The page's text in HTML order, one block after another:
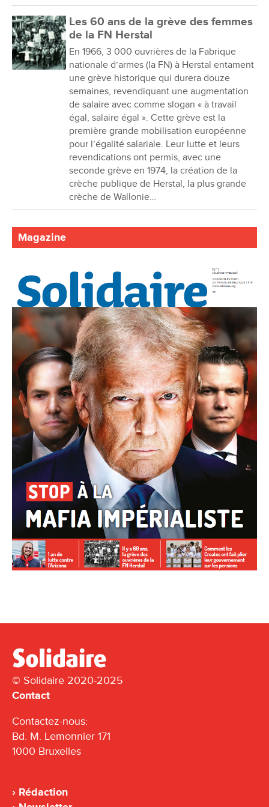
Les 60 ans de la grève des femmes
de la FN Herstal
En 1966, 3 000 ouvrières de la Fabrique
nationale d’armes (la FN) à Herstal entament
une grève historique qui durera douze
semaines, revendiquant une augmentation
de salaire avec comme slogan « à travail
égal, salaire égal ». Cette grève est la
première grande mobilisation européenne
pour l’égalité salariale. Leur lutte et leurs
revendications ont permis, avec une
seconde grève en 1974, la création de la
crèche publique de Herstal, la plus grande
crèche de Wallonie…
Magazine
© Solidaire 2020-2025
Contact
Contactez-nous:
Bd. M. Lemonnier 171
1000 Bruxelles
Rédaction